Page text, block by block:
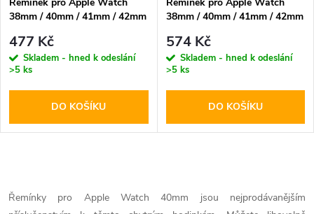
Řemínek pro Apple Watch
38mm / 40mm / 41mm / 42mm
477 Kč
Skladem - hned k odeslání
>5 ks
DO KOŠÍKU
Řemínek pro Apple Watch
38mm / 40mm / 41mm / 42mm
Cod Blue
574 Kč
Skladem - hned k odeslání
>5 ks
DO KOŠÍKU
v
Řemínky pro Apple Watch 40mm jsou nejprodávanějším